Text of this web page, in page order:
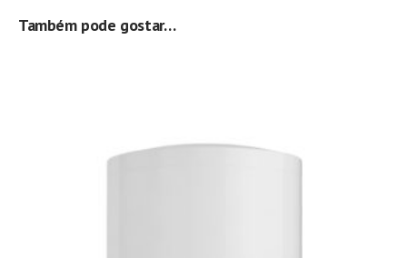
Também pode gostar…